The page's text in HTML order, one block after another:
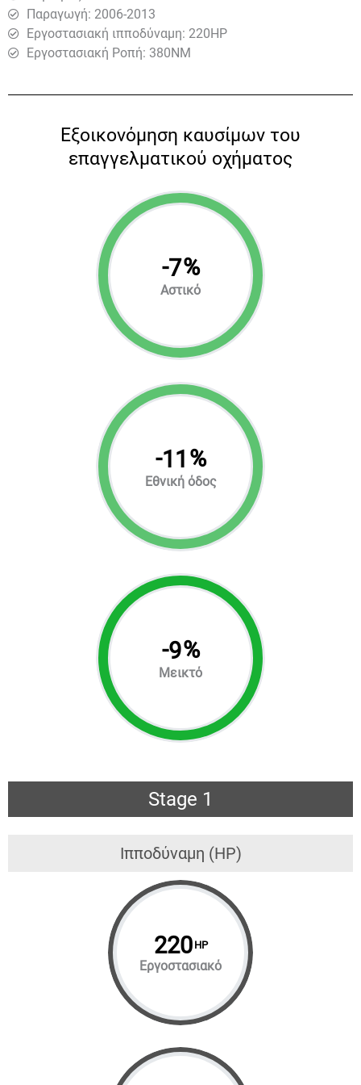
Παραγωγή: 2006-2013
Εργοστασιακή ιπποδύναμη: 220HP
Εργοστασιακή Ροπή: 380ΝΜ
Eξοικονόμηση καυσίμων του
επαγγελματικού οχήματος
-7%
Αστικό
-11 %
Εθνική όδος
-9%
Μεικτό
Stage 1
Ιπποδύναμη (HP)
220 HP
Εργοστασιακό